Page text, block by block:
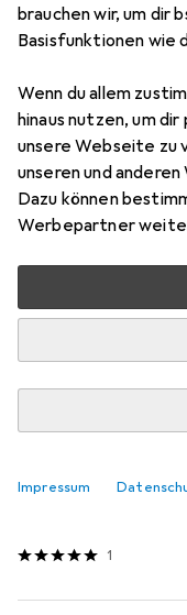
brauchen wir, um dir
Basisfunktionen wie
Wenn du allem
hinaus nutzen, um
unsere Webseite zu
unseren und
Dazu können
Werbepartner
Impressum
Zubehör
Hier findest du
Werkstarck
Klebstoff.
Relevanz
3MScotch Weld
1